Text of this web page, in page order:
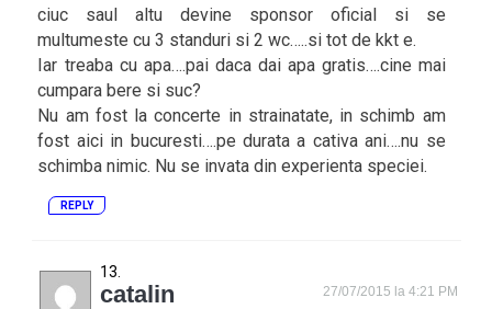
ciuc saul altu devine sponsor oficial si se
multumeste cu 3 standuri si 2 wc…..si tot de kkt e.
Iar treaba cu apa….pai daca dai apa gratis….cine mai
cumpara bere si suc?
Nu am fost la concerte in strainatate, in schimb am
fost aici in bucuresti….pe durata a cativa ani….nu se
schimba nimic. Nu se invata din experienta speciei.
REPLY
catalin 27/07/2015 la 4:21 PM